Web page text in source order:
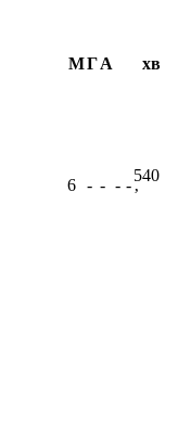
МГА хв
6 - - - -
540
ʼ